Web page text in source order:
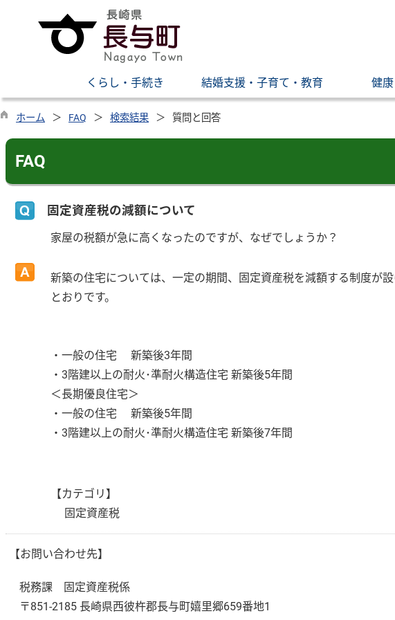
くらし・手続き 結婚支援・子育て・教育 健
ホーム FAQ 検索結果 質問と回答
FAQ
固定資産税の減額について
家屋の税額が急に高くなったのですが、なぜでしょうか？
新築の住宅については、一定の期間、固定資産税を減額する制度が
とおりです。
・一般の住宅 新築後3年間
・3階建以上の耐火･準耐火構造住宅 新築後5年間
＜長期優良住宅＞
・一般の住宅 新築後5年間
・3階建以上の耐火･準耐火構造住宅 新築後7年間
【カテゴリ】
固定資産税
【お問い合わせ先】
税務課 固定資産税係
〒851-2185 長崎県西彼杵郡長与町嬉里郷659番地1